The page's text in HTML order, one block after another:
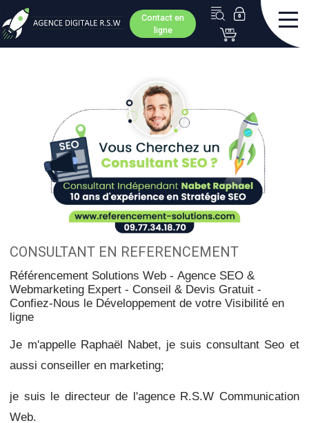
Contact en
ligne
CONSULTANT EN REFERENCEMENT
Référencement Solutions Web -Agence SEO &
Webmarketing Expert - Conseil & Devis Gratuit -
Confiez-Nous le Développement de votre Visibilité en
ligne
Je m'appelle Raphaël Nabet, je suis consultant Seo et
aussi conseiller en marketing;
je suis le directeur de l'agence R.S.W Communication
Web.